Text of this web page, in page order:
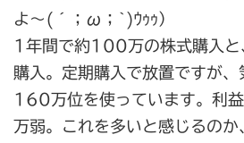
よ～(´；ω；`)ｳｩｩ）
1年間で約100万の株式購入
購入。定期購入で放置ですが、
160万位を使っています。利
万弱。これを多いと感じるの